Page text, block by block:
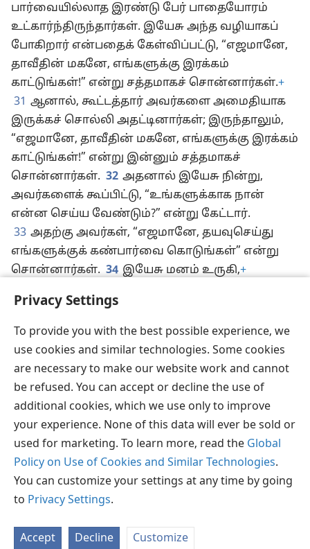
Privacy Settings
To provide you with the best possible experience, we
use cookies and similar technologies. Some cookies
are necessary to make our website work and cannot
be refused. You can accept or decline the use of
additional cookies, which we use only to improve
your experience. None of this data will ever be sold or
used for marketing. To learn more, read the Global
Policy on Use of Cookies and Similar Technologies.
You can customize your settings at any time by going
to Privacy Settings.
Accept Decline Customize
பார்வையில்லாத இரண்டு பேர் பாதையோரம்
உட்கார்ந்திருந்தார்கள். இயேசு அந்த வழியாகப்
போகிறார் என்பதைக் கேள்விப்பட்டு, “எஜமானே,
தாவீதின் மகனே, எங்களுக்கு இரக்கம்
காட்டுங்கள்!” என்று சத்தமாகச் சொன்னார்கள்.+
31 ஆனால், கூட்டத்தார் அவர்களை அமைதியாக
இருக்கச் சொல்லி அதட்டினார்கள்; இருந்தாலும்,
“எஜமானே, தாவீதின் மகனே, எங்களுக்கு இரக்கம்
காட்டுங்கள்!” என்று இன்னும் சத்தமாகச்
சொன்னார்கள். 32 அதனால் இயேசு நின்று,
அவர்களைக் கூப்பிட்டு, “உங்களுக்காக நான்
என்ன செய்ய வேண்டும்?” என்று கேட்டார்.
33 அதற்கு அவர்கள், “எஜமானே, தயவுசெய்து
எங்களுக்குக் கண்பார்வை கொடுங்கள்” என்று
சொன்னார்கள். 34 இயேசு மனம் உருகி,+
அவர்கள் பார்வை பெற்று, அவரைப் பின்பற்றிப்
போனார்கள்.
தமிழ் பகிரவும்
விருப்பங்கள்
© 2026 Watch Tower Bible and Tract Society of Pennsylvania
உள்நுழையவும்